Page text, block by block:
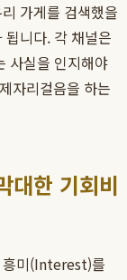
가게를 검색했을
니다. 각 채널은
사실을 인지해야
자리걸음을 하는
대한 기회비
흥미(Interest)를